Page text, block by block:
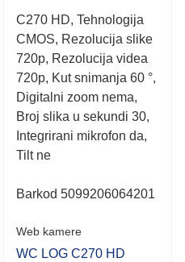
Rated
0.001
out
of
5
C270 HD, Tehnologija
CMOS, Rezolucija slike
720p, Rezolucija videa
720p, Kut snimanja 60 °,
Digitalni zoom nema,
Broj slika u sekundi 30,
Integrirani mikrofon da,
Tilt ne
Barkod 5099206064201
Web kamere
WC LOG C270 HD